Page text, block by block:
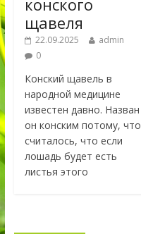
щавеля
22.09.2025
admin
0
Конский щавель в
народной медицине
известен давно. Назван
он конским потому, что
считалось, что если
лошадь будет есть
листья этого